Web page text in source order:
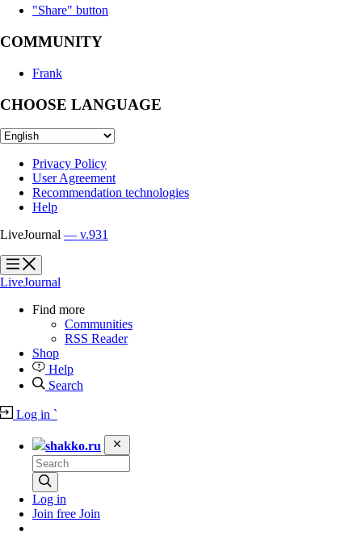
"Share" button
COMMUNITY
Frank
CHOOSE LANGUAGE
Privacy Policy
User Agreement
Recommendation technologies
Help
LiveJournal — v.931
?
?
LiveJournal
Find more
Communities
RSS Reader
Shop
Help
Search
Log in `
shakko.ru
Log in
Join free Join